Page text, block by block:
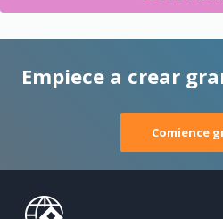
Empiece a crear
Comience